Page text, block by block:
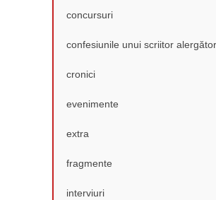
concursuri
confesiunile unui scriitor alergător
cronici
evenimente
extra
fragmente
interviuri